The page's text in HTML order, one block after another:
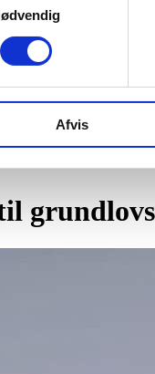
Afvis
Kystmuseet